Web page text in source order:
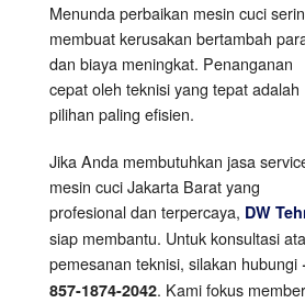
Menunda perbaikan mesin cuci
membuat kerusakan bertambah
dan biaya meningkat. Penanganan
cepat oleh teknisi yang tepat adalah
pilihan paling efisien.
Jika Anda membutuhkan jasa
mesin cuci Jakarta Barat yang
profesional dan terpercaya, DW
siap membantu. Untuk konsultasi
pemesanan teknisi, silakan hubungi
857-1874-2042. Kami fokus